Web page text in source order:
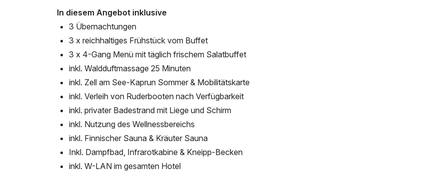
In diesem Angebot inklusive
3 Übernachtungen
3 x reichhaltiges Frühstück vom Buffet
3 x 4-Gang Menü mit täglich frischem Salatbuffet
inkl. Waldduftmassage 25 Minuten
inkl. Zell am See-Kaprun Sommer & Mobilitätskarte
inkl. Verleih von Ruderbooten nach Verfügbarkeit
inkl. privater Badestrand mit Liege und Schirm
inkl. Nutzung des Wellnessbereichs
inkl. Finnischer Sauna & Kräuter Sauna
Inkl. Dampfbad, Infrarotkabine & Kneipp-Becken
inkl. W-LAN im gesamten Hotel